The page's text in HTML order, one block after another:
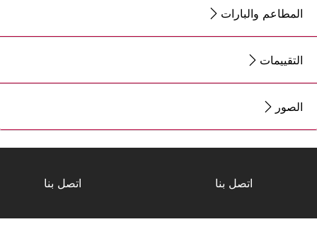
المطاعم والبارات
التقييمات
الصور
اتصل بنا اتصل بنا